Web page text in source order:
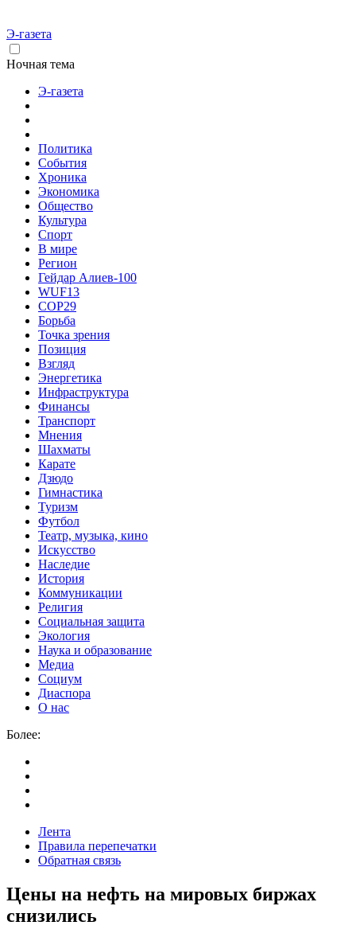
Э-газета
Ночная тема
Э-газета
Политика
События
Хроника
Экономика
Общество
Культура
Спорт
В мире
Регион
Гейдар Алиев-100
WUF13
COP29
Борьба
Точка зрения
Позиция
Взгляд
Энергетика
Инфраструктура
Финансы
Транспорт
Мнения
Шахматы
Карате
Дзюдо
Гимнастика
Туризм
Футбол
Театр, музыка, кино
Искусство
Наследие
История
Коммуникации
Религия
Социальная защита
Экология
Наука и образование
Медиа
Социум
Диаспора
О нас
Более:
Лента
Правила перепечатки
Обратная связь
Цены на нефть на мировых биржах
снизились